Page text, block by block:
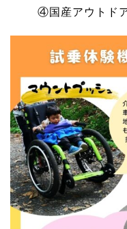
④国産アウト